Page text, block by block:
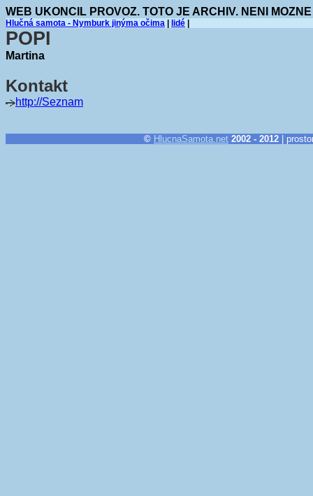
WEB UKONCIL PROVOZ. TOTO JE ARCHIV. NENI
Hlučná samota - Nymburk jinýma očima lidé
POPI
Martina
Kontakt
http://Seznam
© HlucnaSamota.net 2002 - 2012 |